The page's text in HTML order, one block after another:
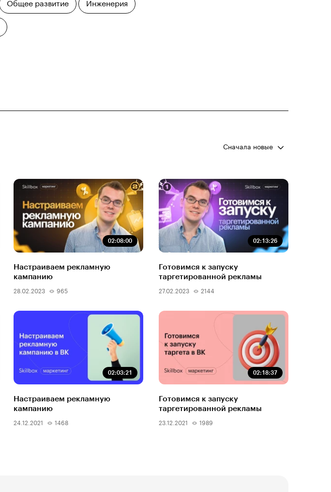
Общее развитие Инженерия
Сначала новые
02:08:00
Настраиваем рекламную
кампанию
28.02.2023 965
02:13:26
Готовимся к запуску
таргетированной рекламы
27.02.2023 2144
02:03:21
Настраиваем рекламную
кампанию
24.12.2021 1468
02:18:37
Готовимся к запуску
таргетированной рекламы
23.12.2021 1989